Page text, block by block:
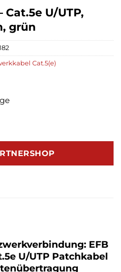
Cat.5e U/UTP,
grün
Cat.5(e)
EFB
U/UTP Patchkabel